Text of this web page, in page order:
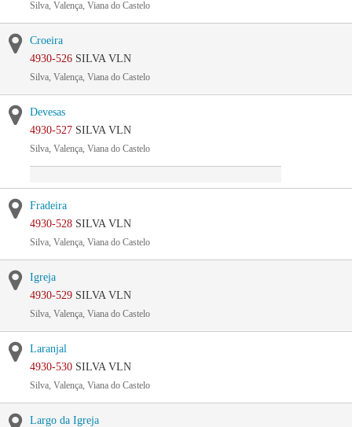
Silva, Valença, Viana do Castelo
Croeira
4930-526 SILVA VLN
Silva, Valença, Viana do Castelo
Devesas
4930-527 SILVA VLN
Silva, Valença, Viana do Castelo
Fradeira
4930-528 SILVA VLN
Silva, Valença, Viana do Castelo
Igreja
4930-529 SILVA VLN
Silva, Valença, Viana do Castelo
Laranjal
4930-530 SILVA VLN
Silva, Valença, Viana do Castelo
Largo da Igreja